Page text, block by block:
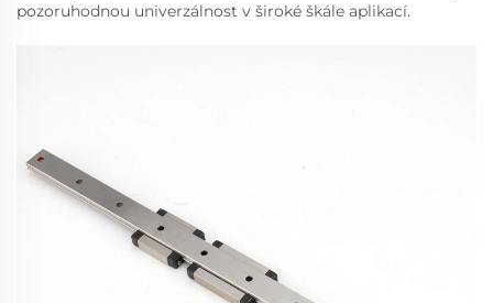
pozoruhodnou univerzálnost v široké škále aplikací.